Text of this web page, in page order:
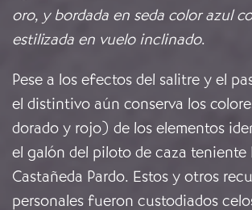
oro, y bordada en seda color azul
estilizada en vuelo inclinado.
Pese a los efectos del salitre y el
el distintivo aún conserva los
dorado y rojo) de los elementos
el galón del piloto de caza teniente
Castañeda Pardo. Estos y otros
personales fueron custodiados